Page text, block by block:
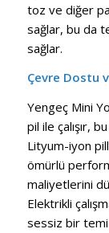
toz ve diğer
sağlar, bu da
sağlar.
Çevre Dostu
Yengeç Mini
pil ile çalışır,
Lityum-iyon
ömürlü
maliyetlerini
Elektrikli
sessiz bir